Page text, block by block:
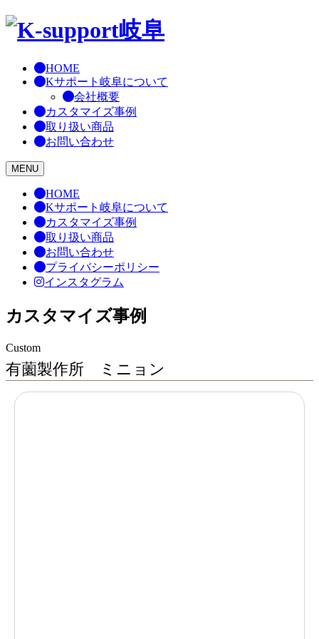
Skip
HOME
Kサポート岐阜について
会社概要
カスタマイズ事例
取り扱い商品
お問い合わせ
MENU
HOME
Kサポート岐阜について
カスタマイズ事例
取り扱い商品
お問い合わせ
プライバシーポリシー
インスタグラム
カスタマイズ事例
Custom
有薗製作所 ミニョン